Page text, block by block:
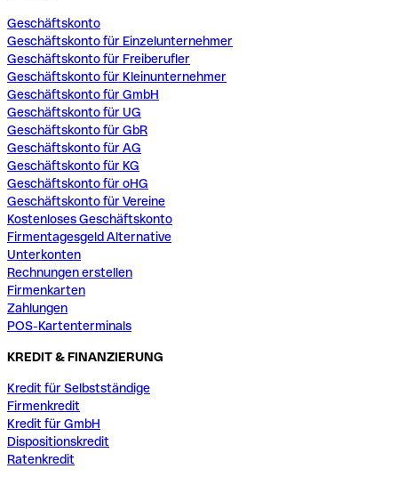
Geschäftskonto
Geschäftskonto für Einzelunternehmer
Geschäftskonto für Freiberufler
Geschäftskonto für Kleinunternehmer
Geschäftskonto für GmbH
Geschäftskonto für UG
Geschäftskonto für GbR
Geschäftskonto für AG
Geschäftskonto für KG
Geschäftskonto für oHG
Geschäftskonto für Vereine
Kostenloses Geschäftskonto
Firmentagesgeld Alternative
Unterkonten
Rechnungen erstellen
Firmenkarten
Zahlungen
POS-Kartenterminals
KREDIT & FINANZIERUNG
Kredit für Selbstständige
Firmenkredit
Kredit für GmbH
Dispositionskredit
Ratenkredit